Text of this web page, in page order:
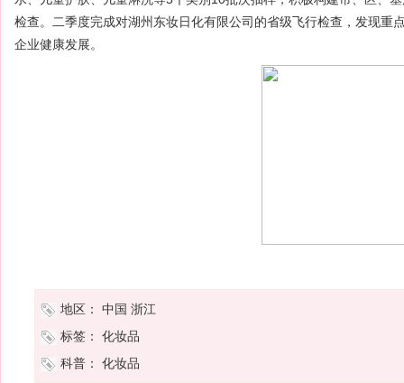
检查。二季度完成对湖州东妆日化有限公司的省级飞行检查，发现
企业健康发展。
地区： 中国 浙江
标签：
化妆品
科普：
化妆品